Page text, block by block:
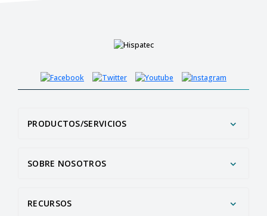
PRODUCTOS/SERVICIOS
SOBRE NOSOTROS
RECURSOS